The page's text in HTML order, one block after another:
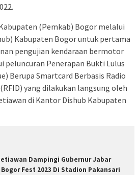
(Pemkab) Bogor melalui
Kabupaten Bogor untuk pertama
pengujian kendaraan bermotor
peluncuran Penerapan Bukti Lulus
Berupa Smartcard Berbasis Radio
yang dilakukan langsung oleh
di Kantor Dishub Kabupaten
Dampingi Gubernur Jabar
Fest 2023 Di Stadion Pakansari